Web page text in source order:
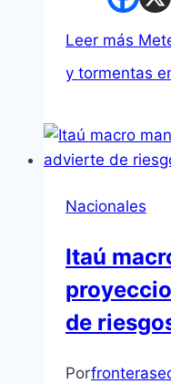
Leer más
y tormentas
Nacionales
Itaú
de
Por